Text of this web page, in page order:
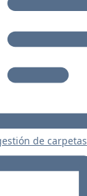
de carpetas